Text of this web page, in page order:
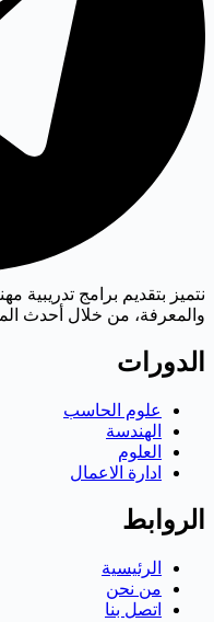
نتميز بتقديم برامج تدريبية
والمعرفة، من خلال أحدث
الدورات
علوم الحاسب
الهندسة
العلوم
ادارة الاعمال
الروابط
الرئيسية
من نحن
اتصل بنا